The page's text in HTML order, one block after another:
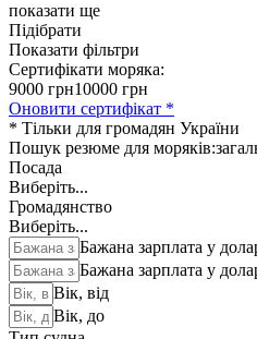
показати ще
Підібрати
Показати фільтри
Сертифікати моряка:
9000 грн10000 грн
Оновити сертифікат *
* Тільки для громадян України
Пошук резюме для моряків:
Посада
Виберіть...
Громадянство
Виберіть...
Бажана зарплата у
Бажана зарплата у
Вік, від
Вік, до